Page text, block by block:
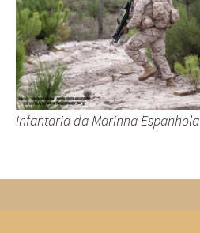
Infantaria da Marinha Espanhola